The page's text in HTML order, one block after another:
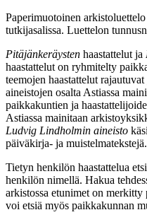
Paperimuotoinen
tutkijasalissa. Luettelon
Pitäjänkeräysten haastattelut ja
haastattelut on ryhmitelty
teemojen haastattelut
aineistojen osalta Astiassa
paikkakuntien ja
Astiassa mainitaan
Ludvig Lindholmin aineisto
päiväkirja- ja muistelmatekstejä.
Tietyn henkilön haastattelua
henkilön nimellä. Hakua
arkistossa etunimet on
voi etsiä myös paikkakunnan